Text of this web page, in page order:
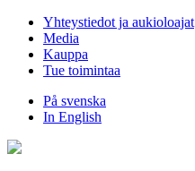
Hyppää
sisältöön
Yhteystiedot ja aukioloajat
Media
Kauppa
Tue toimintaa
På svenska
In English